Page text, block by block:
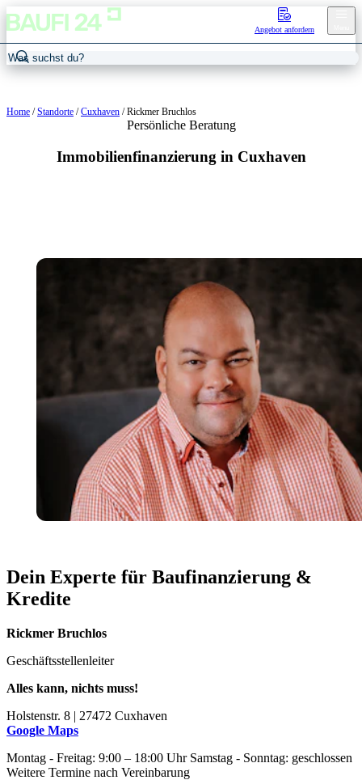
Angebot anfordern
Home /Standorte /Cuxhaven /Rickmer Bruchlos
Persönliche Beratung
Immobilienfinanzierung in Cuxhaven
Dein Experte für Baufinanzierung &
Kredite
Rickmer Bruchlos
Geschäftsstellenleiter
Alles kann, nichts muss!
Holstenstr. 8 | 27472 Cuxhaven
Google Maps
Montag - Freitag: 9:00 – 18:00 Uhr Samstag - Sonntag: geschlossen
Weitere Termine nach Vereinbarung